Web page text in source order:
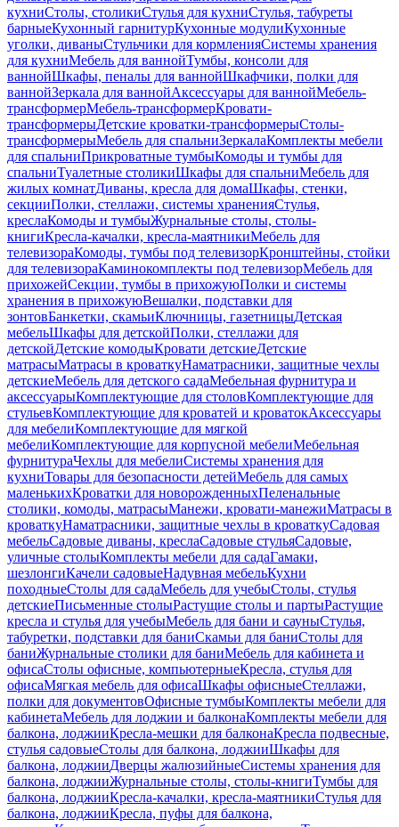
кухниСтолы, столикиСтулья для кухниСтулья, табуреты
барныеКухонный гарнитурКухонные модулиКухонные
уголки, диваныСтульчики для кормленияСистемы хранения
для кухниМебель для ваннойТумбы, консоли для
ваннойШкафы, пеналы для ваннойШкафчики, полки для
ваннойЗеркала для ваннойАксессуары для ваннойМебель-
трансформерМебель-трансформерКровати-
трансформерыДетские кроватки-трансформерыСтолы-
трансформерыМебель для спальниЗеркалаКомплекты мебели
для спальниПрикроватные тумбыКомоды и тумбы для
спальниТуалетные столикиШкафы для спальниМебель для
жилых комнатДиваны, кресла для домаШкафы, стенки,
секцииПолки, стеллажи, системы храненияСтулья,
креслаКомоды и тумбыЖурнальные столы, столы-
книгиКресла-качалки, кресла-маятникиМебель для
телевизораКомоды, тумбы под телевизорКронштейны, стойки
для телевизораКаминокомплекты под телевизорМебель для
прихожейСекции, тумбы в прихожуюПолки и системы
хранения в прихожуюВешалки, подставки для
зонтовБанкетки, скамьиКлючницы, газетницыДетская
мебельШкафы для детскойПолки, стеллажи для
детскойДетские комодыКровати детскиеДетские
матрасыМатрасы в кроваткуНаматрасники, защитные чехлы
детскиеМебель для детского садаМебельная фурнитура и
аксессуарыКомплектующие для столовКомплектующие для
стульевКомплектующие для кроватей и кроватокАксессуары
для мебелиКомплектующие для мягкой
мебелиКомплектующие для корпусной мебелиМебельная
фурнитураЧехлы для мебелиСистемы хранения для
кухниТовары для безопасности детейМебель для самых
маленькихКроватки для новорожденныхПеленальные
столики, комоды, матрасыМанежи, кровати-манежиМатрасы в
кроваткуНаматрасники, защитные чехлы в кроваткуСадовая
мебельСадовые диваны, креслаСадовые стульяСадовые,
уличные столыКомплекты мебели для садаГамаки,
шезлонгиКачели садовыеНадувная мебельКухни
походныеСтолы для садаМебель для учебыСтолы, стулья
детскиеПисьменные столыРастущие столы и партыРастущие
кресла и стулья для учебыМебель для бани и сауныСтулья,
табуретки, подставки для баниСкамьи для баниСтолы для
баниЖурнальные столики для баниМебель для кабинета и
офисаСтолы офисные, компьютерныеКресла, стулья для
офисаМягкая мебель для офисаШкафы офисныеСтеллажи,
полки для документовОфисные тумбыКомплекты мебели для
кабинетаМебель для лоджии и балконаКомплекты мебели для
балкона, лоджииКресла-мешки для балконаКресла подвесные,
стулья садовыеСтолы для балкона, лоджииШкафы для
балкона, лоджииДверцы жалюзийныеСистемы хранения для
балкона, лоджииЖурнальные столы, столы-книгиТумбы для
балкона, лоджииКресла-качалки, кресла-маятникиСтулья для
балкона, лоджииКресла, пуфы для балкона,